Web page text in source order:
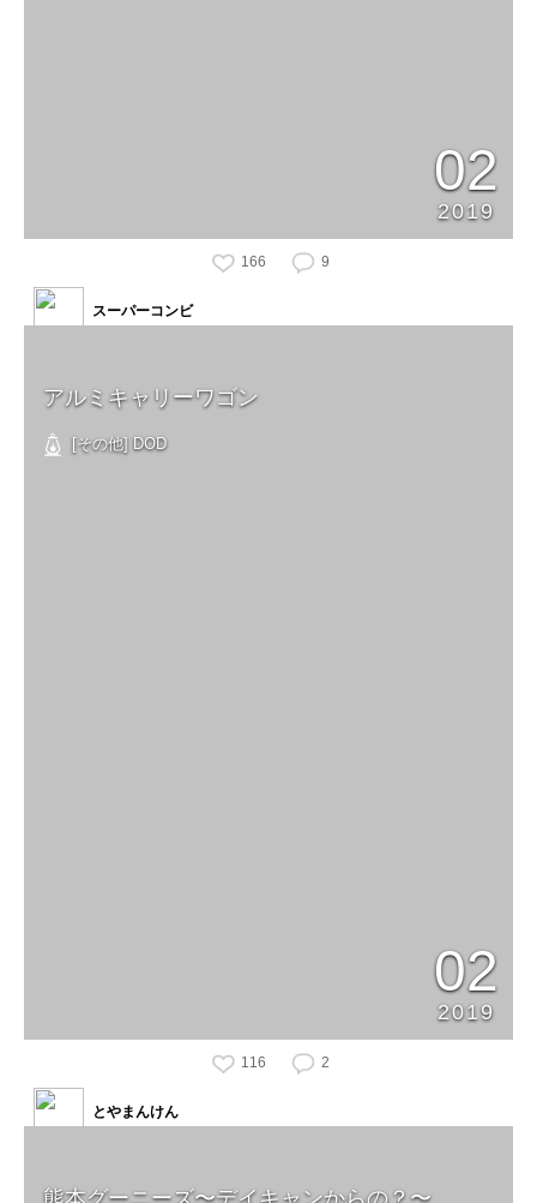
02
2019
166 9
アルミキャリーワゴン
[その他] DOD
02
2019
スーパーコンビ
116 2
とやまんけん